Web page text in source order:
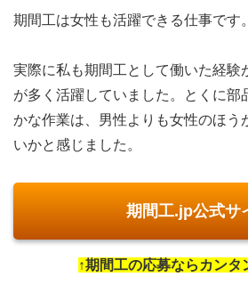
期間工は女性も活躍できる仕事です。
実際に私も期間工として働いた経験
が多く活躍していました。とくに部
かな作業は、男性よりも女性のほう
いかと感じました。
期間工.jp公式サ
↑期間工の応募ならカンタ